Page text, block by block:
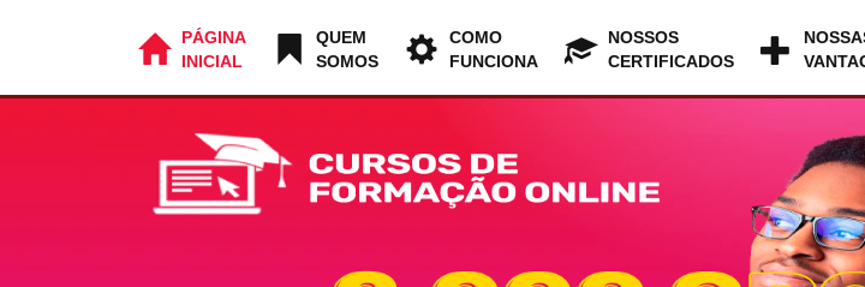
PÁGINA
INICIAL
QUEM
SOMOS
COMO
FUNCIONA
NOSSOS
CERTIFICADOS